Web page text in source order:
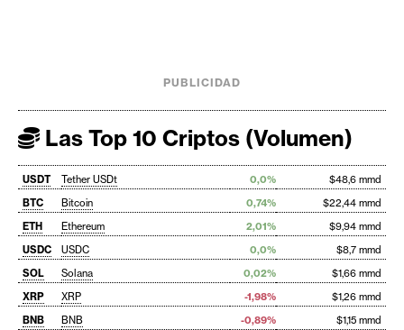
PUBLICIDAD
Las Top 10 Criptos (Volumen)
USDT Tether USDt 0,0%
$48,6 mmd
BTC
Bitcoin 0,74%
$22,44 mmd
ETH
Ethereum 2,01%
$9,94 mmd
USDC
USDC 0,0%
$8,7 mmd
SOL
Solana 0,02%
$1,66 mmd
XRP
XRP -1,98%
$1,26 mmd
BNB
BNB -0,89%
$1,15 mmd